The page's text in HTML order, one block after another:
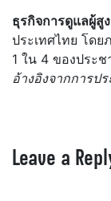
ธุรกิจการดูแลผู้สู
ประเทศไทย โด
1 ใน 4 ของประ
อ้างอิงจากการ
Leave a